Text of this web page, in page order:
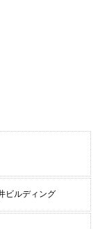
ビルディング